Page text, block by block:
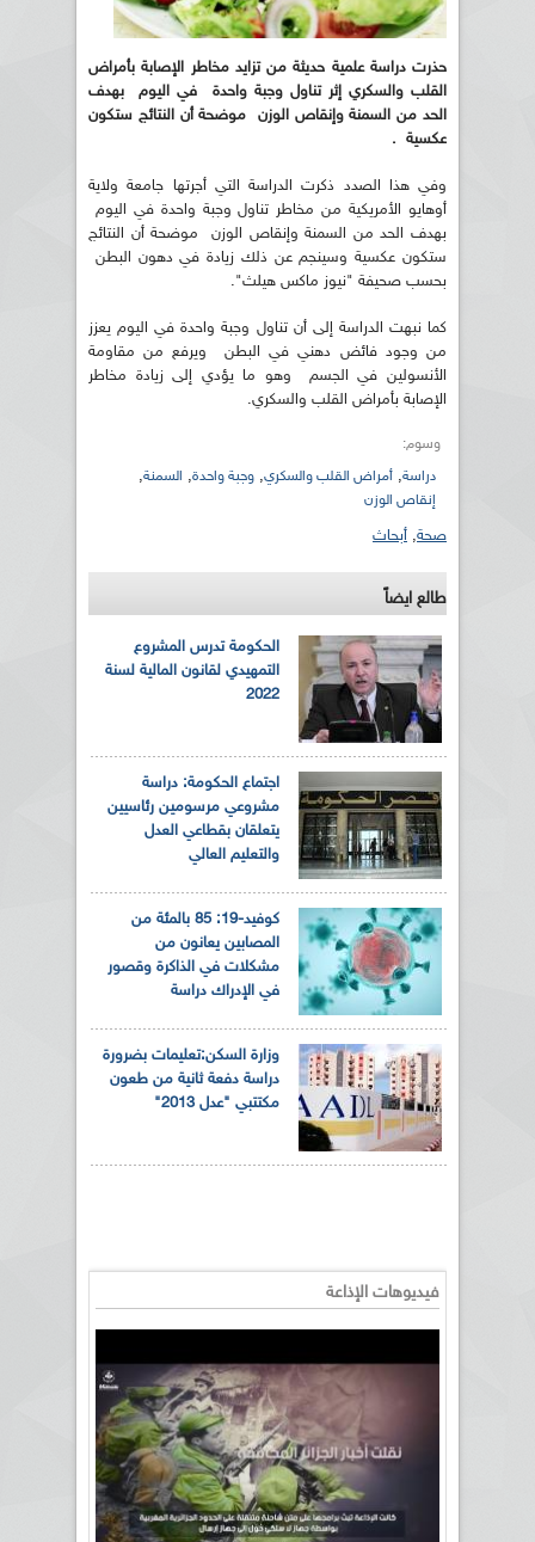
حذرت دراسة علمية حديثة من تزايد مخاطر الإصابة بأمراض
القلب والسكري إثر تناول وجبة واحدة في اليوم بهدف
الحد من السمنة وإنقاص الوزن موضحة أن النتائج ستكون
عكسية .
وفي هذا الصدد ذكرت الدراسة التي أجرتها جامعة ولاية
أوهايو الأمريكية من مخاطر تناول وجبة واحدة في اليوم
بهدف الحد من السمنة وإنقاص الوزن موضحة أن النتائج
ستكون عكسية وسينجم عن ذلك زيادة في دهون البطن
بحسب صحيفة "نيوز ماكس هيلث".
كما نبهت الدراسة إلى أن تناول وجبة واحدة في اليوم يعزز
من وجود فائض دهني في البطن ويرفع من مقاومة
الأنسولين في الجسم وهو ما يؤدي إلى زيادة مخاطر
الإصابة بأمراض القلب والسكري.
وسوم:
دراسة, أمراض القلب والسكري, وجبة واحدة, السمنة,
إنقاص الوزن
صحة, أبحاث
طالع ايضاً
الحكومة تدرس المشروع
التمهيدي لقانون المالية لسنة
2022
اجتماع الحكومة: دراسة
مشروعي مرسومين رئاسيين
يتعلقان بقطاعي العدل
والتعليم العالي
كوفيد-19: 85 بالمئة من
المصابين يعانون من
مشكلات في الذاكرة وقصور
في الإدراك دراسة
وزارة السكن:تعليمات بضرورة
دراسة دفعة ثانية من طعون
مكتتبي "عدل 2013"
فيديوهات الإذاعة